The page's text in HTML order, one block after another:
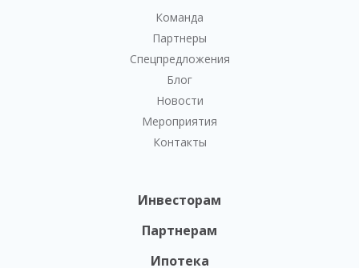
Команда
Партнеры
Спецпредложения
Блог
Новости
Мероприятия
Контакты
Инвесторам
Партнерам
Ипотека